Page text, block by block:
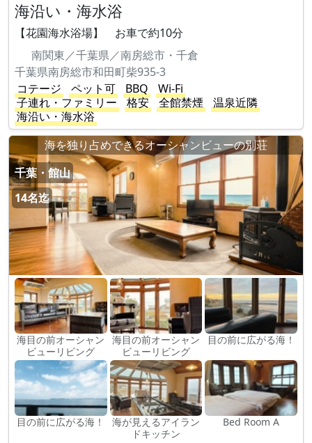
海沿い・海水浴
【花園海水浴場】 お車で約10分
南関東／千葉県／南房総市・千倉
千葉県南房総市和田町柴935-3
コテージ
ペット可 BBQ
Wi-Fi
子連れ・ファミリー
格安 全館禁煙
温泉近隣
海沿い・海水浴
海を独り占めできるオーシャンビューの別荘
千葉・館山
14名迄
海目の前オーシャン
ビューリビング
海目の前オーシャン
ビューリビング
目の前に広がる海！
目の前に広がる海！
海が見えるアイラン
ドキッチン
Bed Room A